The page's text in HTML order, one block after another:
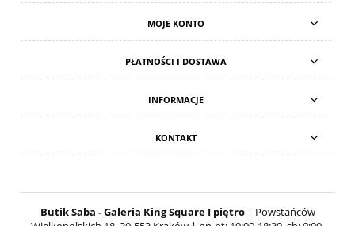
MOJE KONTO
PŁATNOŚCI I DOSTAWA
INFORMACJE
KONTAKT
Butik Saba - Galeria King Square I piętro| Powstańców